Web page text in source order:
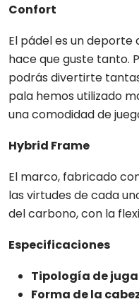
Confort
El pádel es un deporte
hace que guste tanto.
podrás divertirte
pala hemos utilizado
una comodidad de
Hybrid Frame
El marco, fabricado
las virtudes de cada
del carbono, con la
Especificaciones
Tipología de
Forma de la